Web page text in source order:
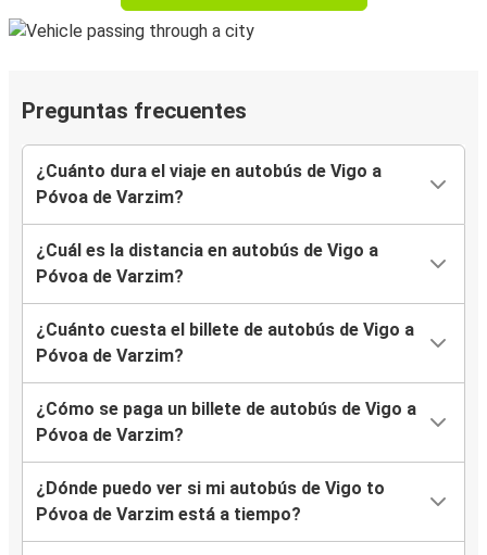
Preguntas frecuentes
¿Cuánto dura el viaje en autobús de Vigo a
Póvoa de Varzim?
¿Cuál es la distancia en autobús de Vigo a
Póvoa de Varzim?
¿Cuánto cuesta el billete de autobús de Vigo a
Póvoa de Varzim?
¿Cómo se paga un billete de autobús de Vigo a
Póvoa de Varzim?
¿Dónde puedo ver si mi autobús de Vigo to
Póvoa de Varzim está a tiempo?